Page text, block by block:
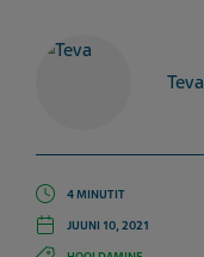
Teva
4 MINUTIT
JUUNI 10, 2021